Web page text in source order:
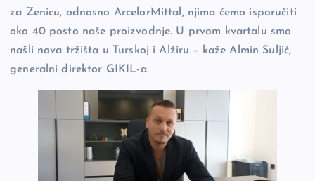
za Zenicu, odnosno ArcelorMittal, njima ćemo isporučiti
oko 40 posto naše proizvodnje. U prvom kvartalu smo
našli nova tržišta u Turskoj i Alžiru – kaže Almin Suljić,
generalni direktor GIKIL-a.